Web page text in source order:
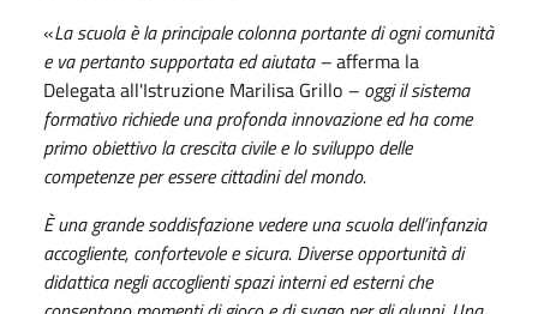
«La scuola è la principale colonna portante di ogni comunità
e va pertanto supportata ed aiutata –afferma la
Delegata all'Istruzione Marilisa Grillo – oggi il sistema
formativo richiede una profonda innovazione ed ha come
primo obiettivo la crescita civile e lo sviluppo delle
competenze per essere cittadini del mondo.
È una grande soddisfazione vedere una scuola dell’infanzia
accogliente, confortevole e sicura. Diverse opportunità di
didattica negli accoglienti spazi interni ed esterni che